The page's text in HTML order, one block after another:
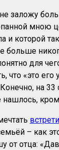
заложу
мною
и которой
больше
для
что «это его
на 33
– как
от отца: